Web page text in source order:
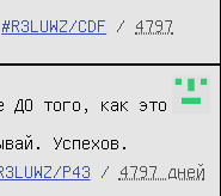
#R3LUWZ/CDF / 4797
ДО того, как это
Успехов.
P43 / 4797 дней